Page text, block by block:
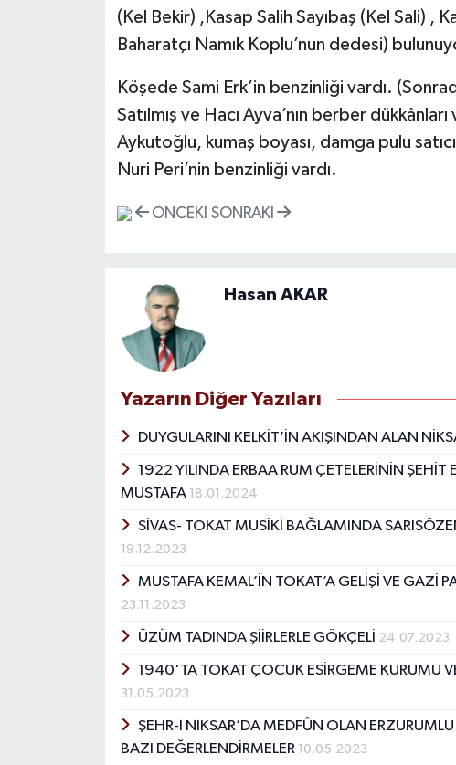
(Kel Bekir) ,Kasap Salih Sayıbaş (Kel Sali) ,
Baharatçı Namık Koplu’nun dedesi)
Köşede Sami Erk’in benzinliği vardı.
Satılmış ve Hacı Ayva’nın berber
Aykutoğlu, kumaş boyası, damga pulu
Nuri Peri’nin benzinliği vardı.
ÖNCEKI SONRAKI
Hasan AKAR
Yazarın Diğer Yazıları
DUYGULARINI KELKİT’İN AKIŞINDAN ALAN
1922 YILINDA ERBAA RUM ÇETELERİNİN ŞEHİT
MUSTAFA 18.01.2024
SİVAS- TOKAT MUSİKİ BAĞLAMINDA
19.12.2023
MUSTAFA KEMAL’İN TOKAT’A GELİŞİ VE GAZİ
23.11.2023
ÜZÜM TADINDA ŞİİRLERLE GÖKÇELİ 24.07.2023
1940'TA TOKAT ÇOCUK ESİRGEME KURUMU
31.05.2023
ŞEHR-İ NİKSAR’DA MEDFÛN OLAN
BAZI DEĞERLENDİRMELER 10.05.2023